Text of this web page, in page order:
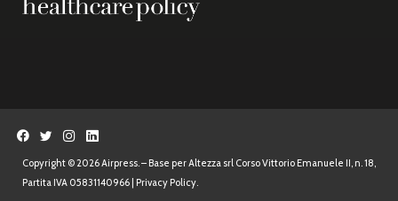
Copyright © 2026 Airpress. – Base per Altezza srl Corso Vittorio Emanuele II, n. 18,
Partita IVA 05831140966 | Privacy Policy.